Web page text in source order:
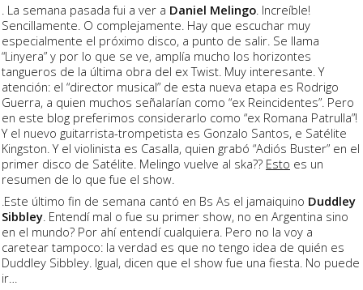
. La semana pasada fui a ver a Daniel Melingo . Increíble!
Sencillamente. O complejamente. Hay que escuchar muy
especialmente el próximo disco, a punto de salir. Se llama
“Linyera” y por lo que se ve, amplía mucho los horizontes
tangueros de la última obra del ex Twist. Muy interesante. Y
atención: el “director musical” de esta nueva etapa es Rodrigo
Guerra, a quien muchos señalarían como “ex Reincidentes”. Pero
en este blog preferimos considerarlo como “ex Romana Patrulla”!
Y el nuevo guitarrista-trompetista es Gonzalo Santos, e Satélite
Kingston. Y el violinista es Casalla, quien grabó “Adiós Buster” en el
primer disco de Satélite. Melingo vuelve al ska?? Esto es un
resumen de lo que fue el show.
.Este último fin de semana cantó en Bs As el jamaiquino Duddley
Sibbley . Entendí mal o fue su primer show, no en Argentina sino
en el mundo? Por ahí entendí cualquiera. Pero no la voy a
caretear tampoco: la verdad es que no tengo idea de quién es
Duddley Sibbley. Igual, dicen que el show fue una fiesta. No puede
ir…